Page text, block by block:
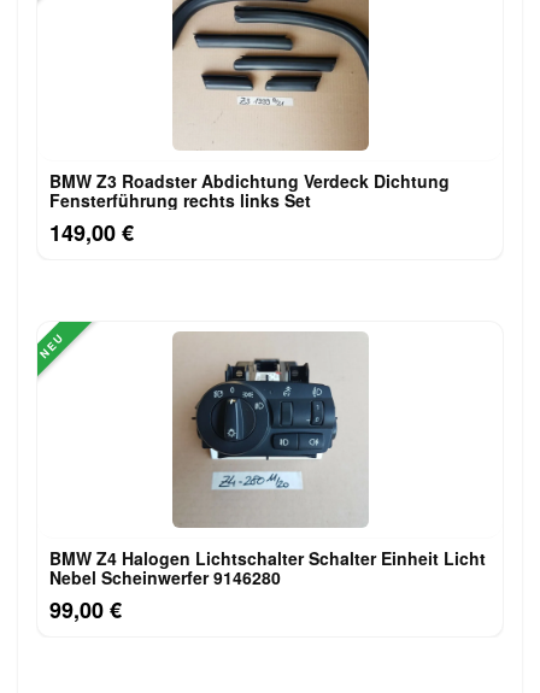
BMW Z3 Roadster Abdichtung Verdeck Dichtung
Fensterführung rechts links Set
149,00 €
NEU
BMW Z4 Halogen Lichtschalter Schalter Einheit Licht
Nebel Scheinwerfer 9146280
99,00 €